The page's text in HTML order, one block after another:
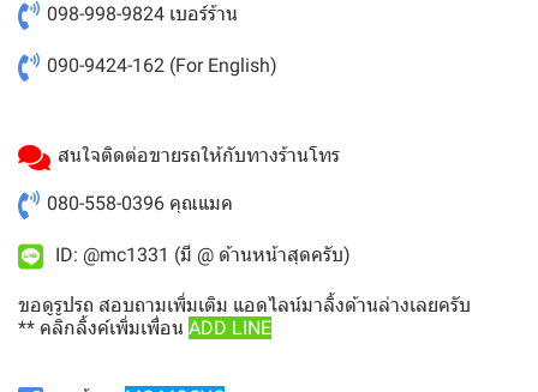
098-998-9824 เบอร์ร้าน
090-9424-162 (For English)
สนใจติดต่อขายรถให้กับทางร้านโทร
080-558-0396 คุณแมค
ID: @mc1331 (มี @ ด้านหน้าสุดครับ)
ขอดูรูปรถ สอบถามเพิ่มเติม แอดไลน์มาลิ้งด้านล่างเลยครับ
** คลิกลิ้งค์เพิ่มเพื่อน ADD LINE